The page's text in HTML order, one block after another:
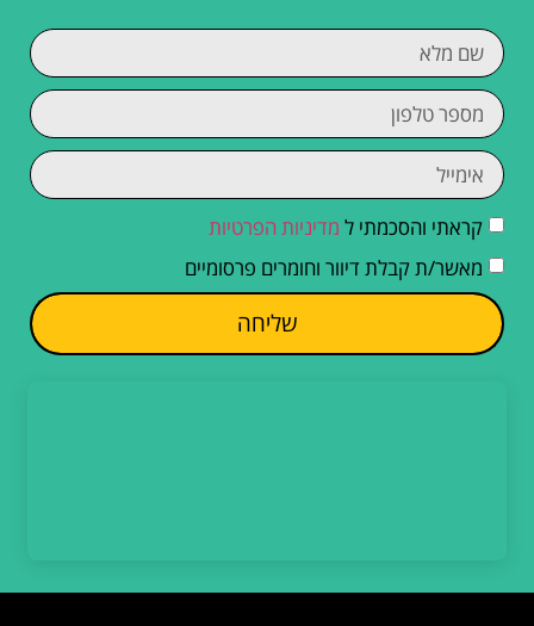
קראתי והסכמתי ל מדיניות הפרטיות
מאשר/ת קבלת דיוור וחומרים פרסומיים
שליחה